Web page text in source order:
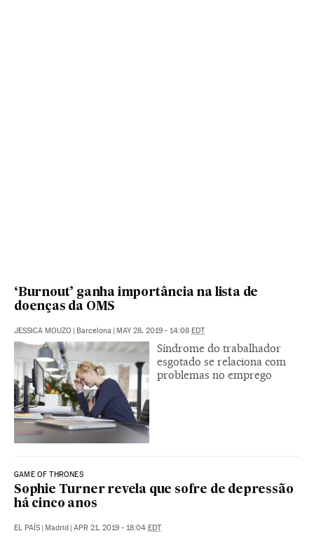
‘Burnout’ ganha importância na lista de
doenças da OMS
JESSICA MOUZO | Barcelona | MAY 28, 2019 - 14:08 EDT
Síndrome do trabalhador
esgotado se relaciona com
problemas no emprego
GAME OF THRONES
Sophie Turner revela que sofre de depressão
há cinco anos
EL PAÍS | Madrid | APR 21, 2019 - 18:04 EDT